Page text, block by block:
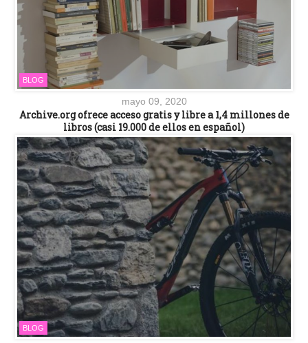
BLOG
mayo 09, 2020
Archive.org ofrece acceso gratis y libre a 1,4 millones de
libros (casi 19.000 de ellos en español)
BLOG